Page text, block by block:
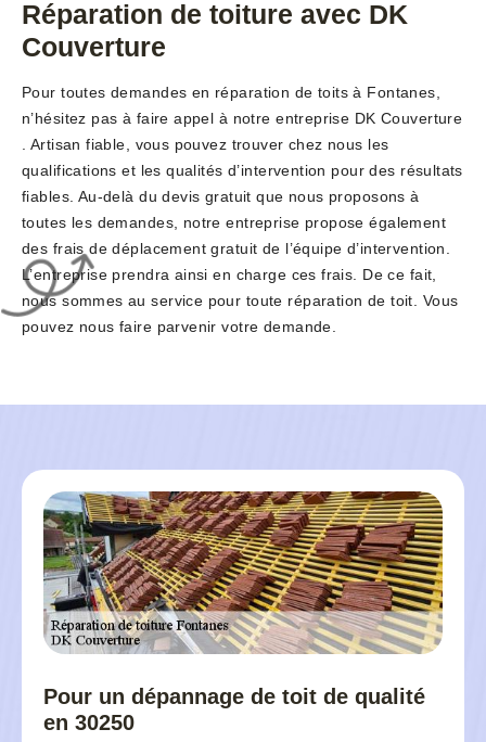
Réparation de toiture avec DK
Couverture
Pour toutes demandes en réparation de toits à Fontanes,
n’hésitez pas à faire appel à notre entreprise DK Couverture
. Artisan fiable, vous pouvez trouver chez nous les
qualifications et les qualités d’intervention pour des résultats
fiables. Au-delà du devis gratuit que nous proposons à
toutes les demandes, notre entreprise propose également
des frais de déplacement gratuit de l’équipe d’intervention.
L’entreprise prendra ainsi en charge ces frais. De ce fait,
nous sommes au service pour toute réparation de toit. Vous
pouvez nous faire parvenir votre demande.
Pour un dépannage de toit de qualité
en 30250